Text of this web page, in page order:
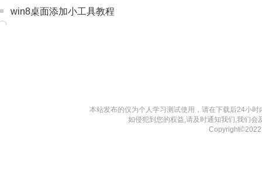
win8桌面添加小工具教程
本站发布的仅为个人学习测试使用，请在下载后24小
如侵犯到您的权益,请及时通知我们,我们
Copyright©2022